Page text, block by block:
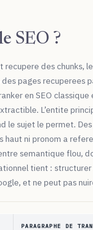
SEO ?
des chunks,
pages recuperees
en SEO classique
L’entite
le sujet le permet.
ni pronom a
semantique flou,
tient :
et ne peut pas
PARAGRAPHE DE